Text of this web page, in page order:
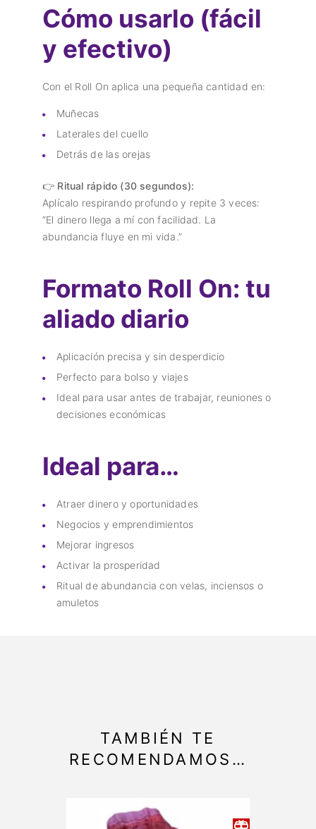
Cómo usarlo (fácil
y efectivo)
Con el Roll On aplica una pequeña cantidad en:
Muñecas
Laterales del cuello
Detrás de las orejas
👉 Ritual rápido (30 segundos):
Aplícalo respirando profundo y repite 3 veces:
“El dinero llega a mí con facilidad. La
abundancia fluye en mi vida.”
Formato Roll On: tu
aliado diario
Aplicación precisa y sin desperdicio
Perfecto para bolso y viajes
Ideal para usar antes de trabajar, reuniones o
decisiones económicas
Ideal para…
Atraer dinero y oportunidades
Negocios y emprendimientos
Mejorar ingresos
Activar la prosperidad
Ritual de abundancia con velas, inciensos o
amuletos
TAMBIÉN TE
RECOMENDAMOS…